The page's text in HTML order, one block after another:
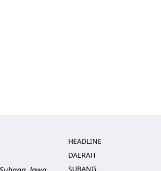
HEADLINE
DAERAH
SUBANG